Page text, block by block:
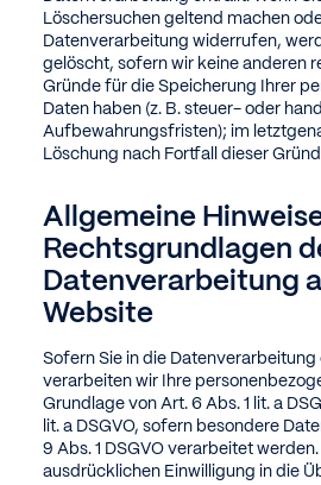
Löschersuchen geltend machen
Datenverarbeitung widerrufen,
gelöscht, sofern wir keine anderen
Gründe für die Speicherung Ihrer
Daten haben (z. B. steuer- oder
Aufbewahrungsfristen); im
Löschung nach Fortfall dieser
Allgemeine
Rechtsgrundlagen
Datenverarbeitung
Website
Sofern Sie in die
verarbeiten wir Ihre
Grundlage von Art. 6 Abs. 1 lit. a
lit. a DSGVO, sofern besondere
9 Abs. 1 DSGVO verarbeitet
ausdrücklichen Einwilligung in die